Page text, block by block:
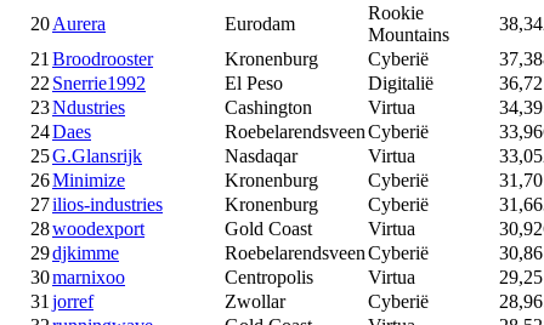
20Aurera Eurodam
Rookie
Mountains
21 Broodrooster Kronenburg Cyberië
22 Snerrie1992 El Peso Digitalië
23Ndustries Cashington Virtua
24Daes RoebelarendsveenCyberië
25G.Glansrijk Nasdaqar Virtua
26Minimize Kronenburg Cyberië
27ilios-industries Kronenburg Cyberië
28woodexport Gold Coast Virtua
29djkimme RoebelarendsveenCyberië
30marnixoo Centropolis Virtua
31 jorref Zwollar Cyberië